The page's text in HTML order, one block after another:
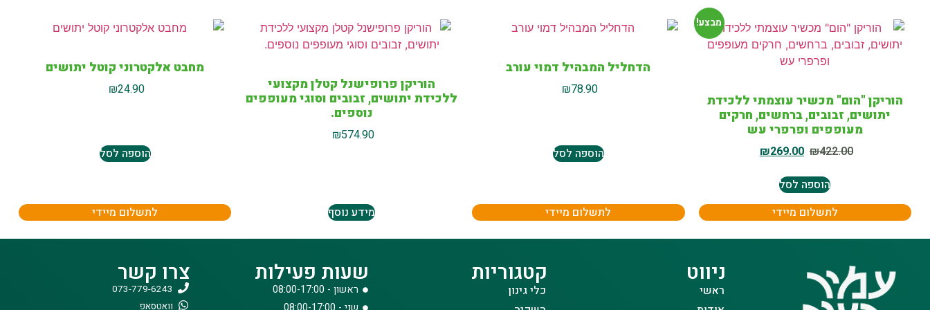
מבצע!
הוריקן "הום" מכשיר עוצמתי ללכידת
יתושים, זבובים, ברחשים, חרקים
מעופפים ופרפרי עש
₪422.00
₪269.00
הוספה לסל
לתשלום מיידי
הדחליל המבהיל דמוי עורב
₪78.90
הוספה לסל
לתשלום מיידי
הוריקן פרופישנל קטלן מקצועי
ללכידת יתושים, זבובים וסוגי מעופפים
נוספים.
₪574.90
מידע נוסף
מחבט אלקטרוני קוטל יתושים
₪24.90
הוספה לסל
לתשלום מיידי
ניווט
ראשי
קטגוריות
כלי גינון
שעות פעילות
ראשון - 08:00-17:00
צרו קשר
073-779-6243
וואטסאפ